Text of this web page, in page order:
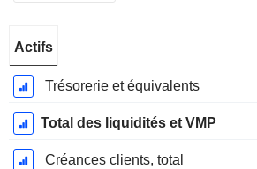
Fiscale:
Septembre
Actifs
Trésorerie et équivalents
Total des liquidités et VMP
Créances clients, total